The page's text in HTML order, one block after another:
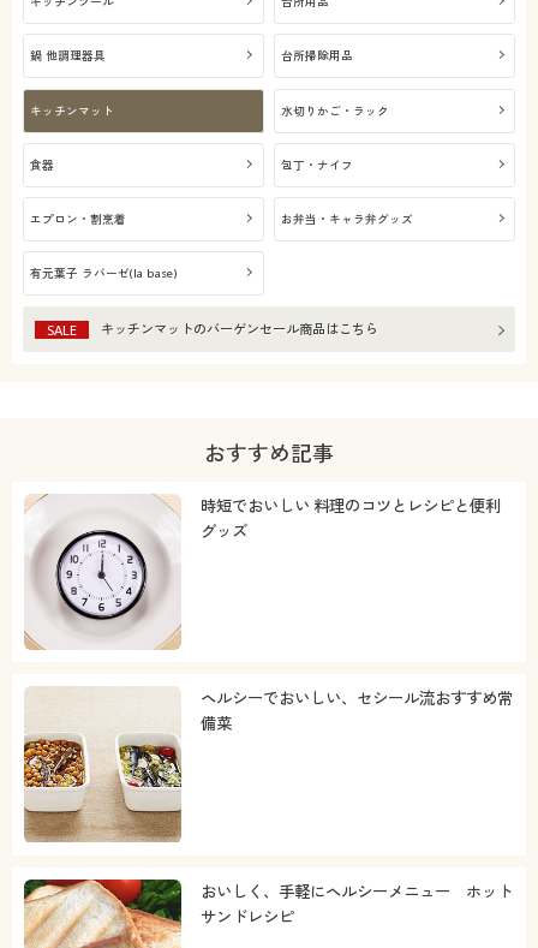
鍋 他調理器具 台所掃除用品
キッチンマット 水切りかご・ラック
食器 包丁・ナイフ
エプロン・割烹着 お弁当・キャラ弁グッズ
有元葉子 ラバーゼ(la base)
SALE キッチンマットのバーゲンセール商品はこちら
おすすめ記事
時短でおいしい 料理のコツとレシピと便利
グッズ
ヘルシーでおいしい、セシール流おすすめ常
備菜
おいしく、手軽にヘルシーメニュー ホット
サンドレシピ